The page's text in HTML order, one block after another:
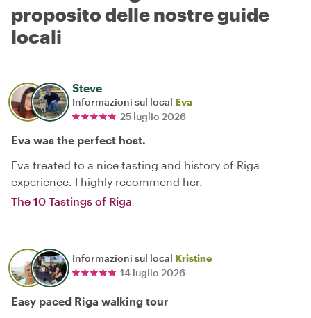
proposito delle nostre guide
locali
Steve
Informazioni sul local Eva
25 luglio 2026
Eva was the perfect host.
Eva treated to a nice tasting and history of Riga
experience. I highly recommend her.
The 10 Tastings of Riga
Informazioni sul local Kristine
14 luglio 2026
Easy paced Riga walking tour